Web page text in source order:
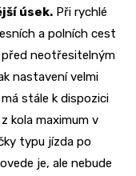
úsek. Při rychlé
a polních cest
neotřesitelným
nastavení velmi
stále k dispozici
kola maximum v
typu jízda po
je, ale nebude